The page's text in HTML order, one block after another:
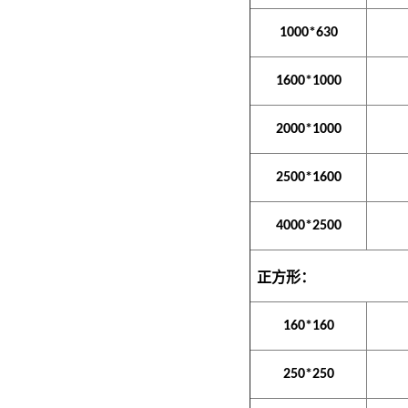
1000*630
1600*1000
2000*1000
2500*1600
4000*2500
正方形：
160*160
250*250